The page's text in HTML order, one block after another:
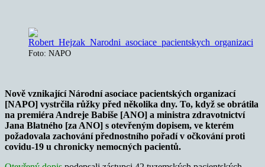
Foto: NAPO
Nově vznikající Národní asociace pacientských organizací
[NAPO] vystrčila růžky před několika dny. To, když se obrátila
na premiéra Andreje Babiše [ANO] a ministra zdravotnictví
Jana Blatného [za ANO] s otevřeným dopisem, ve kterém
požadovala zachování přednostního pořadí v očkování proti
covidu-19 u chronicky nemocných pacientů.